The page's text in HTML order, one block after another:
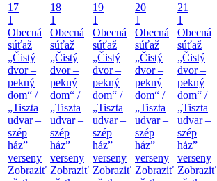
17
1
Obecná
súťaž
„Čistý
dvor –
pekný
dom“ /
„Tiszta
udvar –
szép
ház”
verseny
Zobraziť
18
1
Obecná
súťaž
„Čistý
dvor –
pekný
dom“ /
„Tiszta
udvar –
szép
ház”
verseny
Zobraziť
19
1
Obecná
súťaž
„Čistý
dvor –
pekný
dom“ /
„Tiszta
udvar –
szép
ház”
verseny
Zobraziť
20
1
Obecná
súťaž
„Čistý
dvor –
pekný
dom“ /
„Tiszta
udvar –
szép
ház”
verseny
Zobraziť
21
1
Obecná
súťaž
„Čistý
dvor –
pekný
dom“ /
„Tiszta
udvar –
szép
ház”
verseny
Zobraziť